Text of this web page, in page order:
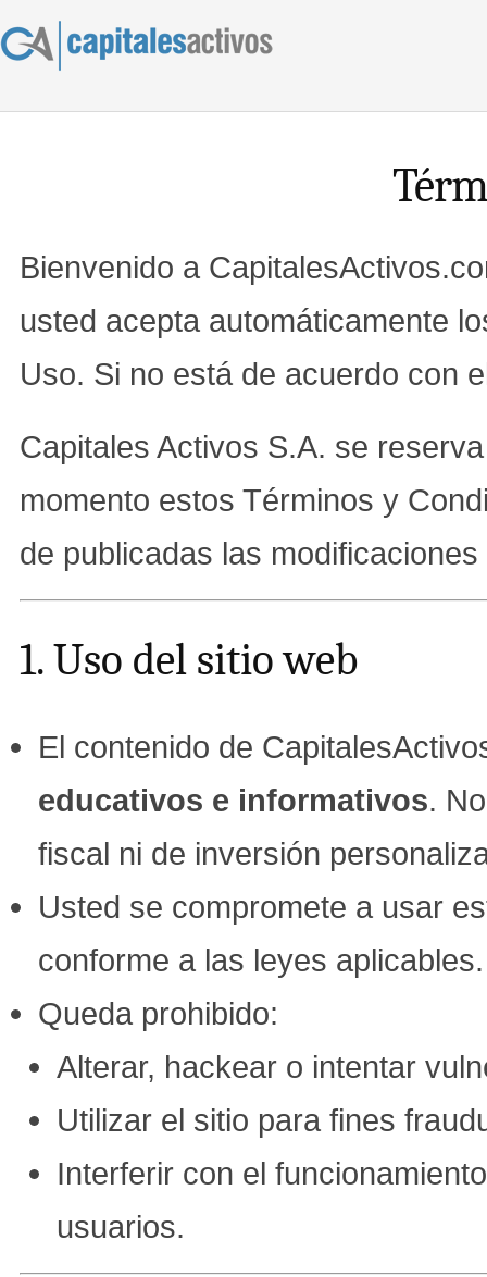
Bienvenido a
usted acepta automáticamente
Uso. Si no está de acuerdo con
Capitales Activos S.A. se
momento estos Términos y
de publicadas las
1. Uso del sitio web
El contenido de
educativos e informativos.
fiscal ni de inversión
Usted se compromete a usar
conforme a las leyes aplicables.
Queda prohibido:
Alterar, hackear o intentar
Utilizar el sitio para fines
Interferir con el
usuarios.